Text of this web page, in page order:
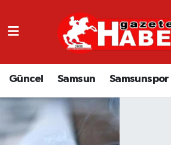
Güncel Samsun Samsunspor
GÜNCEL
SAMSUN
SAMSUNSPOR
EKONOMİ